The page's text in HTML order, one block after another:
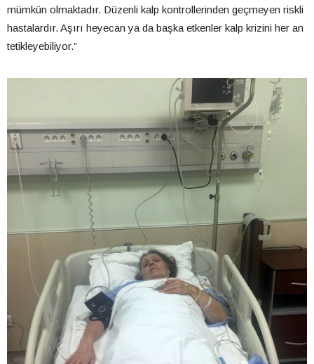
mümkün olmaktadır. Düzenli kalp kontrollerinden geçmeyen riskli
hastalardır. Aşırı heyecan ya da başka etkenler kalp krizini her an
tetikleyebiliyor.”